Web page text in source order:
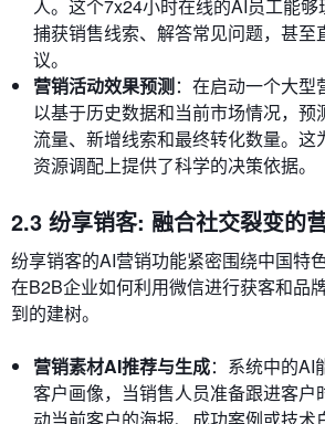
人。这个7x24小时在线的AI员工能
捕获销售线索、解答常见问题，甚至
议。
营销活动效果预测：在启动一个大
以基于历史数据和当前市场情况，预
流量、新增线索和最终转化数量。这
资源调配上提供了科学的决策依据。
2.3 纷享销客: 融合社交裂变的
纷享销客的AI营销功能紧密围绕中国特
在B2B企业如何利用微信进行获客和品
到的建树。
营销素材AI推荐与生成：系统中的AI
客户画像，当销售人员准备跟进客户